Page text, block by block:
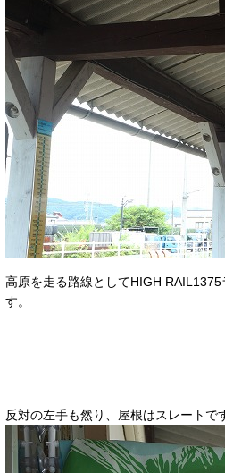
高原を走る路線としてHIGH
す。
反対の左手も然り、屋根はスレートで